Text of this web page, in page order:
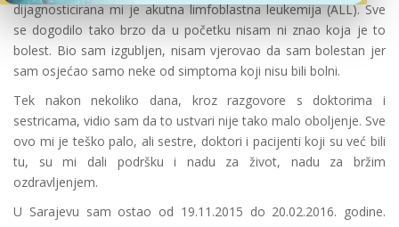
dijagnosticirana mi je akutna limfoblastna leukemija (ALL). Sve
se dogodilo tako brzo da u početku nisam ni znao koja je to
bolest. Bio sam izgubljen, nisam vjerovao da sam bolestan jer
sam osjećao samo neke od simptoma koji nisu bili bolni.
Tek nakon nekoliko dana, kroz razgovore s doktorima i
sestricama, vidio sam da to ustvari nije tako malo oboljenje. Sve
ovo mi je teško palo, ali sestre, doktori i pacijenti koji su već bili
tu, su mi dali podršku i nadu za život, nadu za bržim
ozdravljenjem.
U Sarajevu sam ostao od 19.11.2015 do 20.02.2016. godine.